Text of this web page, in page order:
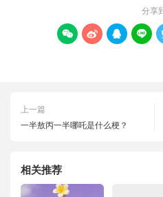
分享
   
上一篇
一半敖丙一半哪吒是什么梗？
相关推荐